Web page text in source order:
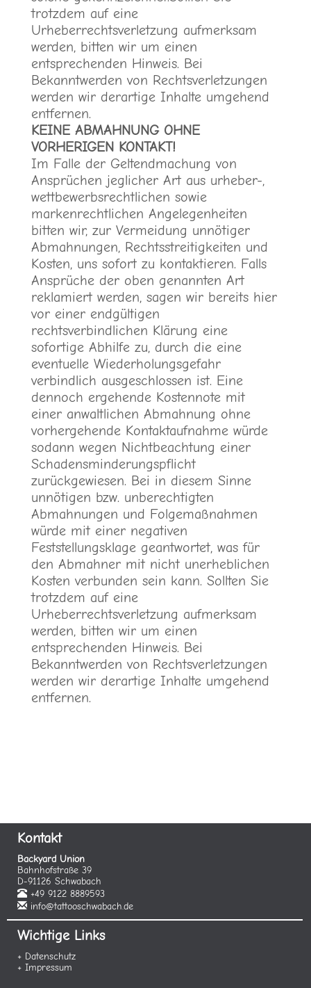
trotzdem auf eine
Urheberrechtsverletzung aufmerksam
werden, bitten wir um einen
entsprechenden Hinweis. Bei
Bekanntwerden von Rechtsverletzungen
werden wir derartige Inhalte umgehend
entfernen.
KEINE ABMAHNUNG OHNE
VORHERIGEN KONTAKT!
Im Falle der Geltendmachung von
Ansprüchen jeglicher Art aus urheber-,
wettbewerbsrechtlichen sowie
markenrechtlichen Angelegenheiten
bitten wir, zur Vermeidung unnötiger
Abmahnungen, Rechtsstreitigkeiten und
Kosten, uns sofort zu kontaktieren. Falls
Ansprüche der oben genannten Art
reklamiert werden, sagen wir bereits hier
vor einer endgültigen
rechtsverbindlichen Klärung eine
sofortige Abhilfe zu, durch die eine
eventuelle Wiederholungsgefahr
verbindlich ausgeschlossen ist. Eine
dennoch ergehende Kostennote mit
einer anwaltlichen Abmahnung ohne
vorhergehende Kontaktaufnahme würde
sodann wegen Nichtbeachtung einer
Schadensminderungspflicht
zurückgewiesen. Bei in diesem Sinne
unnötigen bzw. unberechtigten
Abmahnungen und Folgemaßnahmen
würde mit einer negativen
Feststellungsklage geantwortet, was für
den Abmahner mit nicht unerheblichen
Kosten verbunden sein kann. Sollten Sie
trotzdem auf eine
Urheberrechtsverletzung aufmerksam
werden, bitten wir um einen
entsprechenden Hinweis. Bei
Bekanntwerden von Rechtsverletzungen
werden wir derartige Inhalte umgehend
entfernen.
Kontakt
Backyard Union
Bahnhofstraße 39
D-91126 Schwabach
+49 9122 8889593
info@tattooschwabach.de
Wichtige Links
+ Datenschutz
+ Impressum